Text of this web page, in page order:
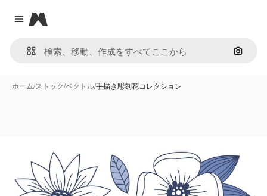
Close menu
Magnific
画像で
ホーム/ストック/ベクトル/手描き彫刻花コレクション